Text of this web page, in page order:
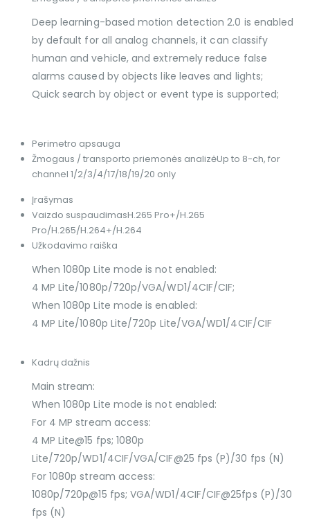
Deep learning-based motion detection 2.0 is enabled
by default for all analog channels, it can classify
human and vehicle, and extremely reduce false
alarms caused by objects like leaves and lights;
Quick search by object or event type is supported;
Perimetro apsauga
Žmogaus / transporto priemonės analizėUp to 8-ch, for
channel 1/2/3/4/17/18/19/20 only
Įrašymas
Vaizdo suspaudimasH.265 Pro+/H.265
Pro/H.265/H.264+/H.264
Užkodavimo raiška
When 1080p Lite mode is not enabled:
4 MP Lite/1080p/720p/VGA/WD1/4CIF/CIF;
When 1080p Lite mode is enabled:
4 MP Lite/1080p Lite/720p Lite/VGA/WD1/4CIF/CIF
Kadrų dažnis
Main stream:
When 1080p Lite mode is not enabled:
For 4 MP stream access:
4 MP Lite@15 fps; 1080p
Lite/720p/WD1/4CIF/VGA/CIF@25 fps (P)/30 fps (N)
For 1080p stream access:
1080p/720p@15 fps; VGA/WD1/4CIF/CIF@25fps (P)/30
fps (N)